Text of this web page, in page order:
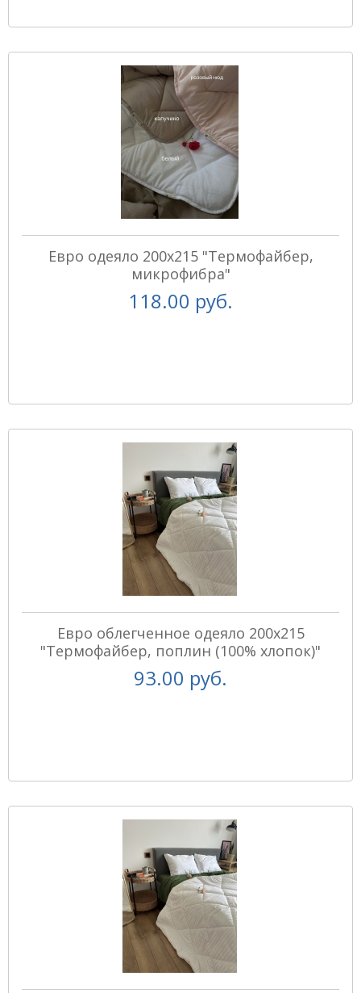
Евро одеяло 200х215 "Термофайбер,
микрофибра"
118.00 руб.
Евро облегченное одеяло 200х215
"Термофайбер, поплин (100% хлопок)"
93.00 руб.